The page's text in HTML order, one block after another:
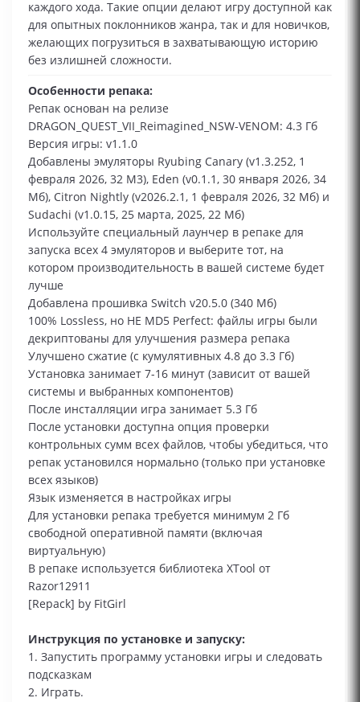
каждого хода. Такие опции делают игру доступной как
для опытных поклонников жанра, так и для новичков,
желающих погрузиться в захватывающую историю
без излишней сложности.
Особенности репака:
Репак основан на релизе
DRAGON_QUEST_VII_Reimagined_NSW-VENOM: 4.3 Гб
Версия игры: v1.1.0
Добавлены эмуляторы Ryubing Canary (v1.3.252, 1
февраля 2026, 32 М3), Eden (v0.1.1, 30 января 2026, 34
Мб), Citron Nightly (v2026.2.1, 1 февраля 2026, 32 Мб) и
Sudachi (v1.0.15, 25 марта, 2025, 22 Мб)
Используйте специальный лаунчер в репаке для
запуска всех 4 эмуляторов и выберите тот, на
котором производительность в вашей системе будет
лучше
Добавлена прошивка Switch v20.5.0 (340 Мб)
100% Lossless, но НЕ MD5 Perfect: файлы игры были
декриптованы для улучшения размера репака
Улучшено сжатие (с кумулятивных 4.8 до 3.3 Гб)
Установка занимает 7-16 минут (зависит от вашей
системы и выбранных компонентов)
После инсталляции игра занимает 5.3 Гб
После установки доступна опция проверки
контрольных сумм всех файлов, чтобы убедиться, что
репак установился нормально (только при установке
всех языков)
Язык изменяется в настройках игры
Для установки репака требуется минимум 2 Гб
свободной оперативной памяти (включая
виртуальную)
В репаке используется библиотека XTool от
Razor12911
[Repack] by FitGirl
Инструкция по установке и запуску:
1. Запустить программу установки игры и следовать
подсказкам
2. Играть.